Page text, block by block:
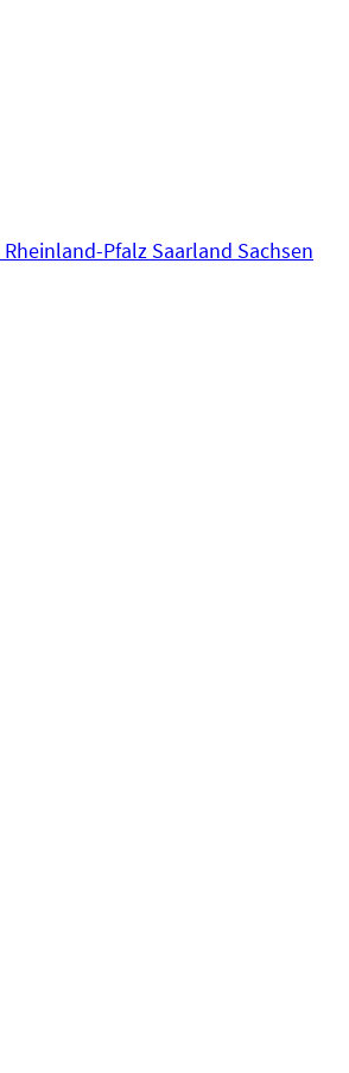
Rheinland-Pfalz Saarland Sachsen